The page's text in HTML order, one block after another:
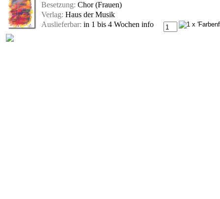
Besetzung: Chor (Frauen)
Verlag: Haus der Musik
Auslieferbar: in 1 bis 4 Wochen info